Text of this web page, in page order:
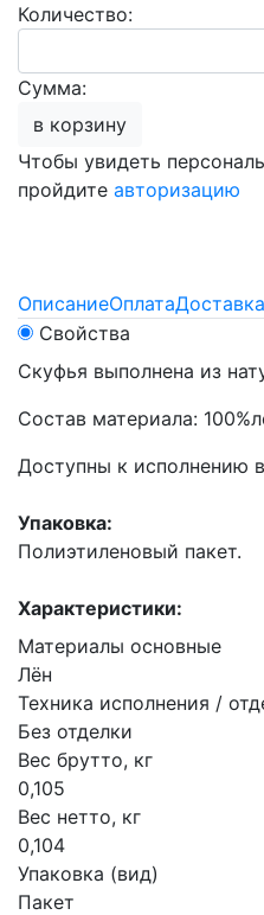
Количество:
Сумма:
в корзину
Чтобы увидеть
пройдите авторизацию
ОписаниеОплатаДоставка
Свойства
Скуфья выполнена из
Состав материала:
Доступны к исполнению
Упаковка:
Полиэтиленовый пакет.
Характеристики:
Материалы основные
Лён
Техника исполнения /
Без отделки
Вес брутто, кг
0,105
Вес нетто, кг
0,104
Упаковка (вид)
Пакет